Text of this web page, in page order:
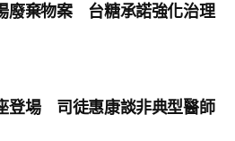
廢棄物案 台糖承諾強化治理
登場 司徒惠康談非典型醫師